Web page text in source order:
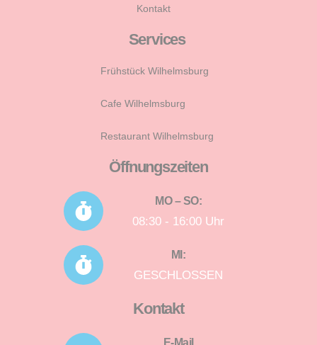
Kontakt
Services
Frühstück Wilhelmsburg
Cafe Wilhelmsburg
Restaurant Wilhelmsburg
Öffnungszeiten
MO – SO:
08:30 - 16:00 Uhr
MI:
GESCHLOSSEN
Kontakt
E-Mail